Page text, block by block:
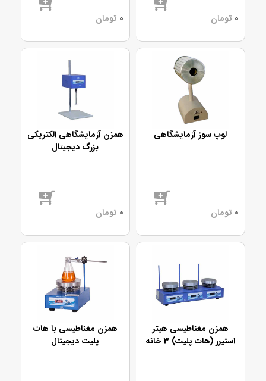
موجود موجود
لوپ سوز آزمایشگاهی
موجود
همزن آزمایشگاهی الکتریکی
بزرگ دیجیتال
موجود
همزن مغناطیسی هیتر
استیرر (هات پلیت) 3 خانه
همزن مغناطیسی با هات
پلیت دیجیتال